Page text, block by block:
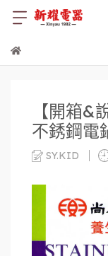
【開箱&
不銹鋼電
SY.KID